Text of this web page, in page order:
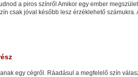
a piros színről Amikor egy ember
csak jóval később lesz érzéklehető
egy cégről. Ráadásul a megfelelő szín